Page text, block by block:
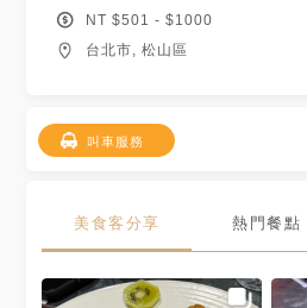
NT $501 - $1000
台北市, 松山區
叫車服務
美食客分享 熱門餐點